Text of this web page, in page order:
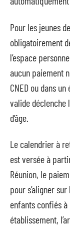
Pour les jeunes
obligatoirement
l’espace
aucun paiement
CNED ou dans
valide déclenche
d’âge.
Le calendrier à
est versée à
Réunion, le
pour s’aligner
enfants confiés à
établissement,